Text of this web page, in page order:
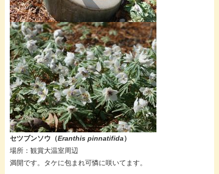
セツブンソウ（Eranthis pinnatifida）
​場所：観賞大温室周辺​​
満開です。タケに包まれ可憐に咲いてます。​